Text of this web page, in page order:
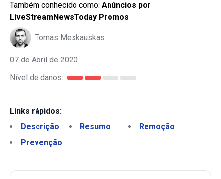
Também conhecido como: Anúncios por
LiveStreamNewsToday Promos
Tomas Meskauskas
07 de Abril de 2020
Nível de danos:
Links rápidos:
Descrição
Resumo
Remoção
Prevenção